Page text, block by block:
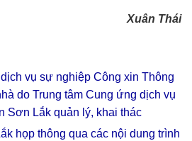
Xuân Thái
vụ sự nghiệp Công xin Thông
do Trung tâm Cung ứng dịch vụ
Sơn Lắk quản lý, khai thác
họp thông qua các nội dung trình